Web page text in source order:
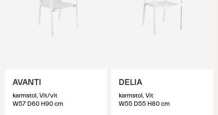
AVANTI
karmstol, Vit/vit
W57 D60 H90 cm
DELIA
karmstol, Vit
W55 D55 H80 cm